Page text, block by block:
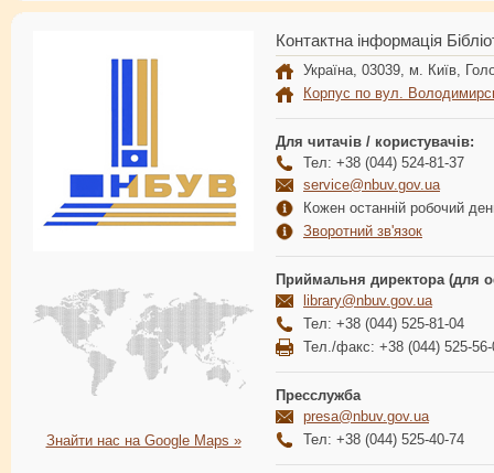
Знайти нас на Google Maps »
Контактна інформація
Україна, 03039, м. Київ,
Корпус по вул.
Для читачів / користувачів:
Тел: +38 (044) 524-81-37
service@nbuv.gov.ua
Кожен останній робочий
Зворотний зв'язок
Приймальня директора (для
library@nbuv.gov.ua
Тел: +38 (044) 525-81-04
Тел./факс: +38 (044) 525-56-
Пресслужба
presa@nbuv.gov.ua
Тел: +38 (044) 525-40-74